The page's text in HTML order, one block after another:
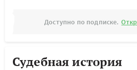
Доступно по подписке.
Судебная история